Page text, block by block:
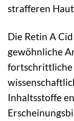
strafferen
Die Retin A
gewöhnliche
fortschrittliche
Inhaltsstoffe